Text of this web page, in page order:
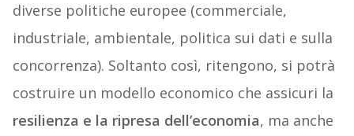
diverse politiche europee (commerciale,
industriale, ambientale, politica sui dati e sulla
concorrenza). Soltanto così, ritengono, si potrà
costruire un modello economico che assicuri la
resilienza e la ripresa dell’economia, ma anche